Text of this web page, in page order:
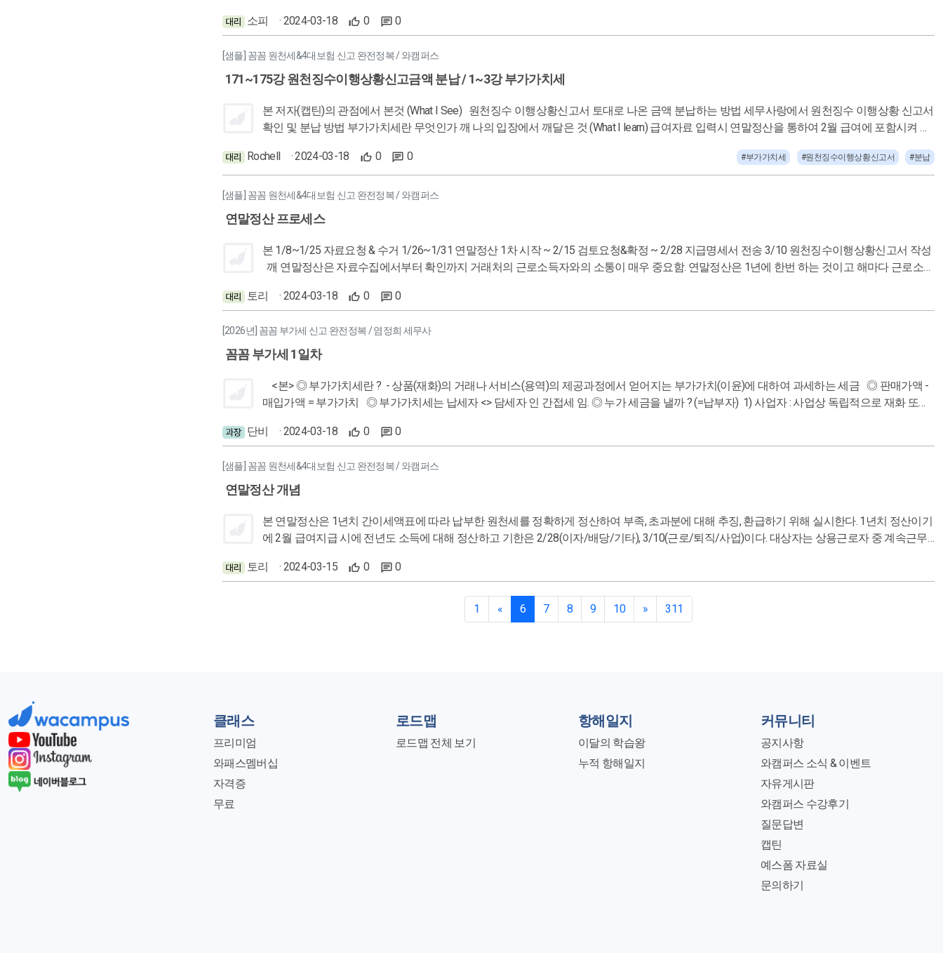
업무처리할때에 일을 두 번 하지 않아서 편할 것 같다. - 급여작업시에는 반드시 차인지급액과 실지급액 금액이 일치하는 지 한 번 더 확인작업을
소피 · 2024-03-18 0 0
[샘플] 꼼꼼 원천세&4대보험 신고 완전정복 / 와캠퍼스
171~175강 원천징수이행상황신고금액 분납 / 1~3강 부가가치세
본 저자(캡틴)의 관점에서 본것 (What I See) 원천징수 이행상황신고서 토대로 나온 금액 분납하는 방법 세무사랑에서 원천징수 이행상황 신고서
확인 및 분납 방법 부가가치세란 무엇인가 깨 나의 입장에서 깨달은 것 (What I learn) 급여자료 입력시 연말정산을 통하여 2월 급여에 포함시켜 금
치 된 부분에 세액을 매기는 것이다 적 우리(개인, 회사) 입장에서 적용 할 것 (What apply) 부가가치세액은 전단게세액공제방법이기에 매출세액에
서 매입세액을 공제해준다 세무사랑 분납의 경우 급여자료 부분에서 적용 가능하며, 횟수나 절사 부분 확인하여 거래처에 알려줘야한다. 적격증
빙의 경우 세금계산서, 현금영수증, 카드매출전표등 있다. 그외에는 확인하고 적격증빙 판단해야한다.
Rochell · 2024-03-18 0 0 #부가가치세 #원천징수이행상황신고서 #분납
[샘플] 꼼꼼 원천세&4대보험 신고 완전정복 / 와캠퍼스
연말정산 프로세스
본 1/8~1/25 자료요청 & 수거 1/26~1/31 연말정산 1차 시작 ~ 2/15 검토요청&확정 ~ 2/28 지급명세서 전송 3/10 원천징수이행상황신고서 작성
깨 연말정산은 자료수집에서부터 확인까지 거래처의 근로소득자와의 소통이 매우 중요함. 연말정산은 1년에 한번 하는 것이고 해마다 근로소득
야한다. 즉, 외부고객의 직원(내부고객)까지 감동시킬 수 있는 무언가를 알아야한다. 거래처별로 감동 포인트는 다르겠지만 그것을 캐치해낼 수
토리 · 2024-03-18 0 0
[2026년] 꼼꼼 부가세 신고 완전정복 / 염정희 세무사
꼼꼼 부가세 1일차
매입가액 = 부가가치 ◎ 부가가치세는 납세자 <> 담세자 인 간접세 임. ◎ 누가 세금을 낼까 ? (=납부자) 1) 사업자 : 사업상 독립적으로 재화 또는
화 또는 용역을 반복적으로 공급하는 자 사업상 : 계속적, 반복적으로 발생해야 하며, 독립적 : 종속이나 고용관계가 아니여야 한다! 일회적 재화
단비 · 2024-03-18 0 0
[샘플] 꼼꼼 원천세&4대보험 신고 완전정복 / 와캠퍼스
연말정산 개념
본 연말정산은 1년치 간이세액표에 따라 납부한 원천세를 정확하게 정산하여 부족, 초과분에 대해 추징, 환급하기 위해 실시한다. 1년치 정산이기
에 2월 급여지급 시에 전년도 소득에 대해 정산하고 기한은 2/28(이자/배당/기타), 3/10(근로/퇴직/사업)이다. 대상자는 상용근로자 중 계속근무
받지 않기에 연말정산을 하지 않는다. 깨 1년 동안 매월 세금신고를 하고 1년치를 모아서 정산을 한 뒤에 추징, 환급을 하게되는데 환급금에는 일
토리 · 2024-03-15 0 0
1 « 6 7 8 9 10 » 311
클래스
프리미엄
와패스멤버십
자격증
무료
로드맵
로드맵 전체 보기
항해일지
이달의 학습왕
누적 항해일지
커뮤니티
공지사항
와캠퍼스 소식 & 이벤트
자유게시판
와캠퍼스 수강후기
질문답변
캡틴
예스폼 자료실
문의하기